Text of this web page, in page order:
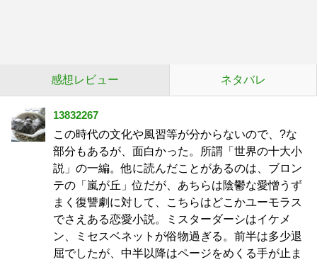
感想レビュー ネタバレ
13832267
この時代の文化や風習等が分からないので、?な
部分もあるが、面白かった。所謂「世界の十大小
説」の一編。他に読んだことがあるのは、ブロン
テの「嵐が丘」位だが、あちらは陰鬱な愛憎うず
まく復讐劇に対して、こちらはどこかユーモラス
でさえある恋愛小説。ミスターダーシはイケメ
ン、ミセスベネットが俗物過ぎる。前半は多少退
屈でしたが、中半以降はページをめくる手が止ま